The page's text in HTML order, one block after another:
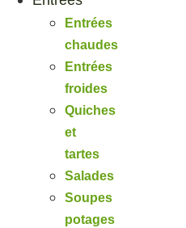
Entrées
chaudes
Entrées
froides
Quiches
et
tartes
Salades
Soupes
potages